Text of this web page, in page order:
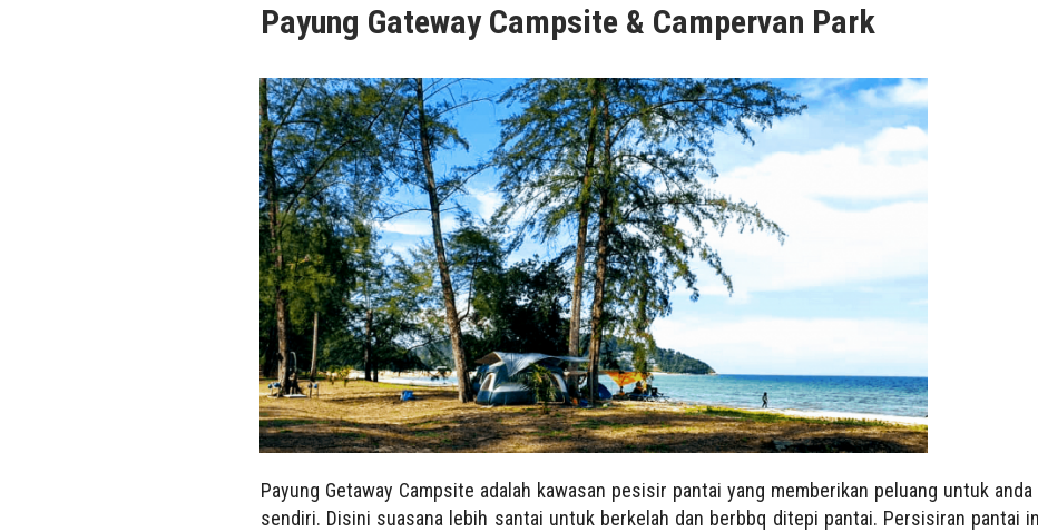
Payung Gateway Campsite & Campervan Park
Payung Getaway Campsite adalah kawasan pesisir pantai yang memberikan peluang untuk
sendiri. Disini suasana lebih santai untuk berkelah dan berbbq ditepi pantai. Persisiran pantai